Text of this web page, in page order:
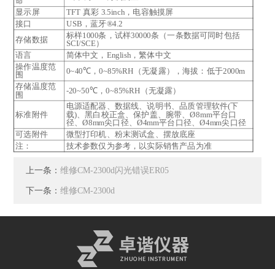
显示屏 TFT 真彩 3.5inch，电容触摸屏
接口 USB，蓝牙®4.2
存储数据 标样1000条，试样30000条（一条数据可同时包括
SCI/SCE）
语言
简体中文，English，繁体中文
操作温度范
围 0~40℃，0~85%RH（无凝露），海拔：低于2000m
存储温度范
围 -20~50℃，0~85%RH（无凝露）
标准附件
电源适配器、数据线、说明书、品质管理软件(下
载)、黑白校正盒、保护盖、腕带、Ø8mm平台口
径、Ø8mm尖口径、Ø4mm平台口径、Ø4mm尖口径
可选附件
微型打印机、粉末测试盒、摆放底座
注：
技术参数仅为参考，以实际销售产品为准
上一条：维修CM-2300d闪光错误ER05
下一条：维修CM-2300d